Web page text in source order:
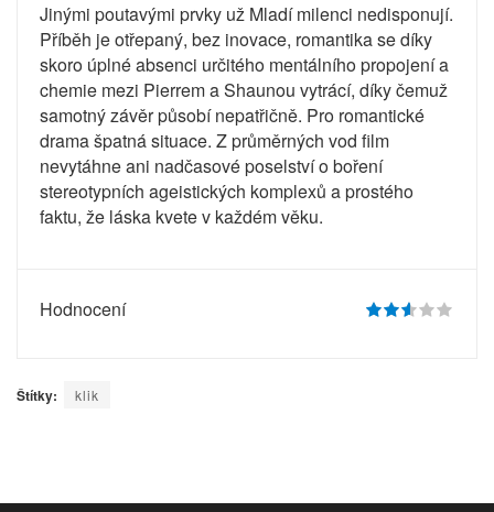
Jinými poutavými prvky už Mladí milenci nedisponují.
Příběh je otřepaný, bez inovace, romantika se díky
skoro úplné absenci určitého mentálního propojení a
chemie mezi Pierrem a Shaunou vytrácí, díky čemuž
samotný závěr působí nepatřičně. Pro romantické
drama špatná situace. Z průměrných vod film
nevytáhne ani nadčasové poselství o boření
stereotypních ageistických komplexů a prostého
faktu, že láska kvete v každém věku.
Hodnocení
Štítky: klik